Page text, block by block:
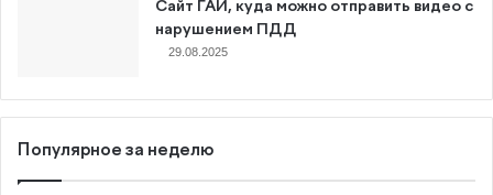
Сайт ГАИ, куда можно отправить видео с
нарушением ПДД
29.08.2025
Популярное за неделю